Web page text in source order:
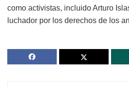
como activistas, incluido Arturo
luchador por los derechos de los